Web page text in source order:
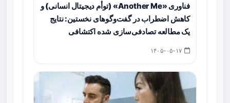
فناوری «Another Me» (توأم دیجیتال انسانی) و
کاهش اضطراب در گفت‌وگوهای نخستین: نتایج
یک مطالعه تصادفی‌سازی شده اکتشافی